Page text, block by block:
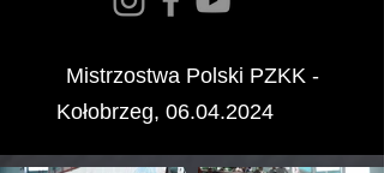
Mistrzostwa Polski PZKK -
Kołobrzeg, 06.04.2024